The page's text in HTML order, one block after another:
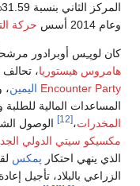
وعام 2014 أسس
حركة
كان لوپـِس أوبرادور
هامروس هيستوريا،
Encounter Party اليمين،
المساعدات المالية
المخدرات،[12] الوصول
مكسيكو سيتي الدولي
الذي ينهي احتكار پمكس
الزراعي بالبلاد، تأجيل